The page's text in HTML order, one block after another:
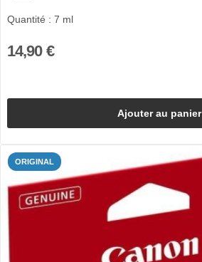
Quantité : 7 ml
14,90 €
Ajouter au panier
ORIGINAL